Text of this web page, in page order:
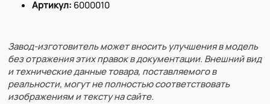
Артикул: 6000010
Завод-изготовитель может вносить улучшения в модель
без отражения этих правок в документации. Внешний вид
и технические данные товара, поставляемого в
реальности, могут не полностью соответствовать
изображениям и тексту на сайте.